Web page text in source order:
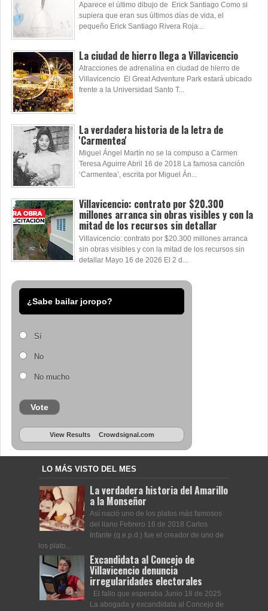
Aparece el último dibujo de Erick Santiago Como si
supiera que eran sus últimos días de vida, el
pequeño Erick Santiago Rivera Roja...
La ciudad de hierro llega a Villavicencio
Atracciones de adrenalina en ciudad de hierro de
Villavicencio El Great Adventure Park estará ubicado
frente a la Universidad Santo T...
La verdadera historia de la letra de
'Carmentea'
Miguel Ángel Martín no se la compuso a Carmen
Teresa Aguirre Abril 16 de 2018 La famosa canción
‘Carmentea’, escrita por Miguel Án...
Villavicencio: contrato por $20.300
millones arranca sin obras visibles y con la
mitad de los recursos sin detallar
Villavicencio: contrato por $20.300 millones arranca
sin obras visibles y con la mitad de los recursos sin
detallar Mayo 16 de 2026 El 2 d...
¿Sabe bailar joropo?
Sí
No
No mucho
Vote
View Results Crowdsignal.com
LO MÁS VISTO DEL MES
La verdadera historia del Amarillo
a la Monseñor
Así nació uno de los platos más famosos
del llano Febrero 16 de 2018 Carlos
Infante (q.e.p.d.) fue el creador de uno de
los plato...
Excandidata al Concejo de
Villavicencio denuncia
irregularidades electorales
El fallo que esperaba Junio 18 de 2025
La abogada y excandidata al Concejo de